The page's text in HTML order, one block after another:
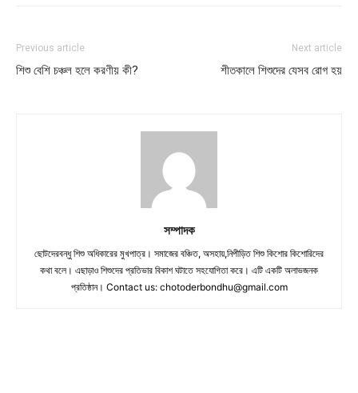
Previous article
শিশু বেশি চঞ্চল হলে করণীয় কী?
Next article
শীতকালে শিশুদের যেসব রোগ হয়
সম্পাদক
ছোটদেরবন্ধু শিশু অধিকারের মুখপাত্র। সমাজের বঞ্চিত, অসহায়,নিপীড়িত শিশু কিশোর কিশোরিদের
কথা বলে। এছাড়াও শিশুদের প্রতিভার বিকাশ ঘটাতে সহযোগিতা করে। এটি একটি অলাভজনক
প্রতিষ্ঠান। Contact us: chotoderbondhu@gmail.com